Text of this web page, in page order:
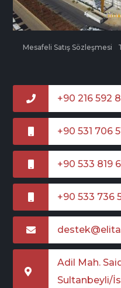
Mesafeli Satış Sözleşmesi
+90 216 592
+90 531 706
+90 533 819
+90 533 736
Adil Mah.
Sultanbeyli/